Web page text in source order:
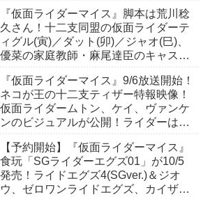
も！
『仮面ライダーマイス』脚本は荒川稔
久さん！十二支同盟の仮面ライダーテ
ィグル(寅)／ダット(卯)／ジャオ(巳)、
優菜の家庭教師・麻尾達臣のキャスト
んも変身！
『仮面ライダーマイス』9/6放送開始！
ネコが王の十二支ティザー特報映像！
仮面ライダームトン、ケイ、ヴァンケ
ンのビジュアルが公開！ライダーは子
【予約開始】『仮面ライダーマイス』
食玩「SGライダーエグズ01」が10/5
発売！ライドエグズ4(SGver.)＆ジオ
ウ、ゼロワンライドエグズ、カイザ、